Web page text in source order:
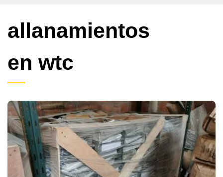
allanamientos
en wtc